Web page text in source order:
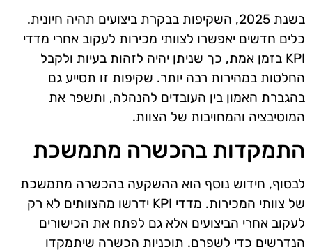
בשנת 2025, השקיפות בבקרת ביצועים תהיה חיונית.
כלים חדשים יאפשרו לצוותי מכירות לעקוב אחרי מדדי
KPI בזמן אמת, כך שניתן יהיה לזהות בעיות ולקבל
החלטות במהירות רבה יותר. שקיפות זו תסייע גם
בהגברת האמון בין העובדים להנהלה, ותשפר את
המוטיבציה והמחויבות של הצוות.
התמקדות בהכשרה מתמשכת
לבסוף, חידוש נוסף הוא ההשקעה בהכשרה מתמשכת
של צוותי המכירות. מדדי KPI ידרשו מהצוותים לא רק
לעקוב אחרי הביצועים אלא גם לפתח את הכישורים
הנדרשים כדי לשפרם. תוכניות הכשרה שיתמקדו